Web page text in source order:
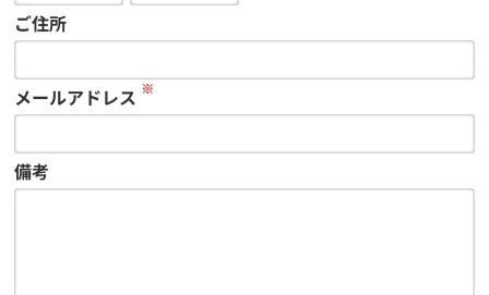
ご住所
メールアドレス ※
備考